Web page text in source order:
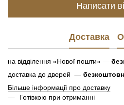
Написати
Доставка
на відділення «Нової пошти» —
доставка до дверей —
Більше інформації про доставку
Готівкою при отриманні